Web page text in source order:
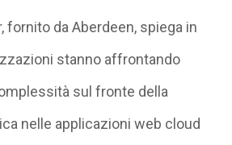
fornito da Aberdeen, spiega in
stanno affrontando
sul fronte della
nelle applicazioni web cloud